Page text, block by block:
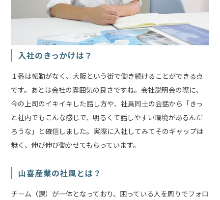
入社のきっかけは？
１番は転勤がなく、大阪という街で働き続けることができる点
です。あとは会社の雰囲気の良さですね。会社説明会の際に、
今の上司のイキイキした話し方や、社員同士の会話から「きっ
と社内でもこんな感じで、明るくて話しやすい環境があるんだ
ろうな」と確信しました。実際に入社してみてそのギャップは
無く、伸び伸び働かせてもらっています。
山喜産業の社風とは？
チーム（課）が一体となっており、困っている人を周りでフォロ